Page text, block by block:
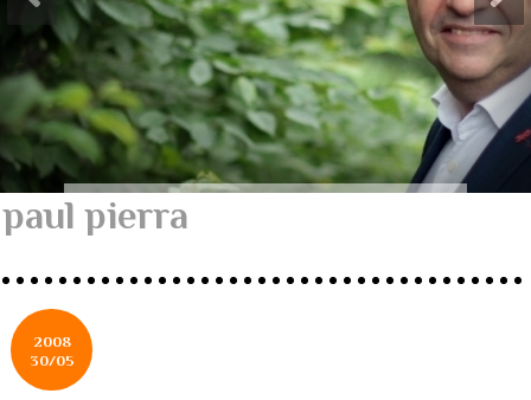
paul pierra
2008
30/05